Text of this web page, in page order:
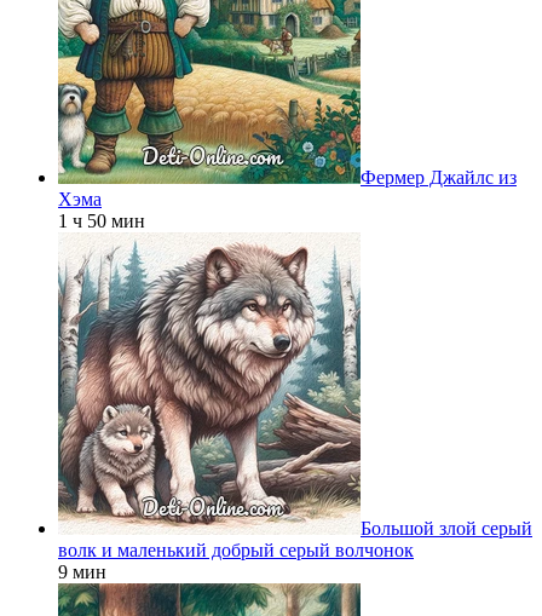
Фермер Джайлс из
Хэма
1 ч 50 мин
Большой злой серый
волк и маленький добрый серый волчонок
9 мин